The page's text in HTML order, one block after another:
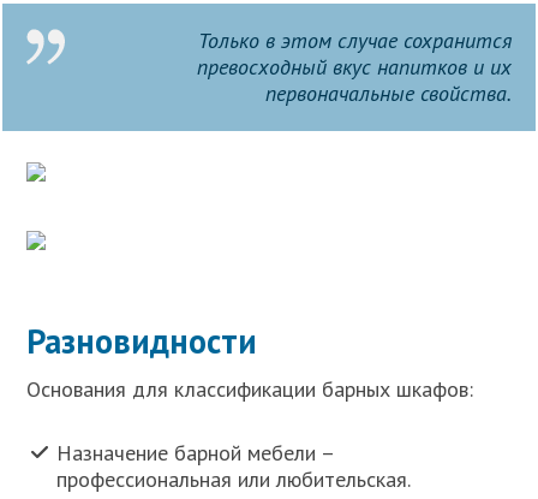
Только в этом случае сохранится
превосходный вкус напитков и их
первоначальные свойства.
Разновидности
Основания для классификации барных шкафов:
Назначение барной мебели –
профессиональная или любительская.